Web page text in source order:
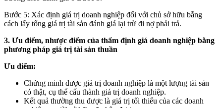
Bước 5: Xác định giá trị doanh nghiệp đối với chủ sở hữu bằng
cách lấy tổng giá trị tài sản đánh giá lại trừ đi nợ phải trả.
3. Ưu điểm, nhược điểm của thẩm định giá doanh nghiệp bằng
phương pháp giá trị tài sản thuần
Ưu điểm:
Chứng minh được giá trị doanh nghiệp là một lượng tài sản
có thật, cụ thể cấu thành giá trị doanh nghiệp.
Kết quả thường thu được là giá trị tối thiểu của các doanh